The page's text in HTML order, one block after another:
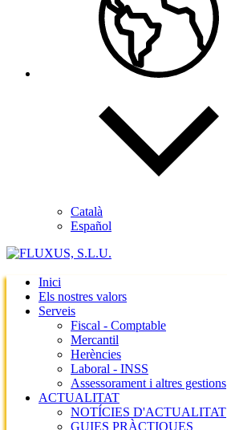
Català
Español
Inici
Els nostres valors
Serveis
Fiscal - Comptable
Mercantil
Herències
Laboral - INSS
Assessorament i altres gestions
ACTUALITAT
NOTÍCIES D'ACTUALITAT
GUIES PRÀCTIQUES